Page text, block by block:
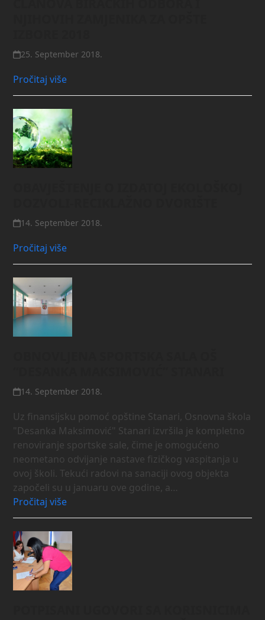
25. September 2018.
Pročitaj više
14. September 2018.
Pročitaj više
14. September 2018.
Uz finansijsku pomoć opštine Stanari, Osnovna škola
"Desanka Maksimović" Stanari izvršila je kompletno
renoviranje sportske sale, čime je omogućeno
neometano odvijanje nastave fizičkog vaspitanja u
ovoj školi. Tekući radovi na sanaciji ovog objekta
započeli su u januaru ove godine, a…
Pročitaj više